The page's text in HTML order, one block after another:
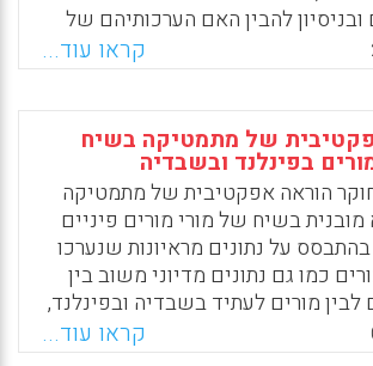
להבין האם הערכותיהם של
ביצועי התלמידים מדויקות, או שמא
הטיות. כדי להימנע מהשפעת ההטיות
נבדקו במחקר עם בקרת
אקראיות (randomized controlled study)
הערכותיהם של 390 מורים ל-18 פתרונות
קושרו באופן רנדומלי שמות
טיפוסיים למגדר ולגזע. מבין המורים היו 350
נשים ו-40 גברים, 255 לבנים, 48 שחורים, 68
Facebook
Email
X
קראו עוד...
של מתמטיקה בשיח
בפינלנד ובשבדיה
הוראה אפקטיבית של מתמטיקה
בשיח של מורי מורים פיניים
על נתונים מראיונות שנערכו
כמו גם נתונים מדיוני משוב בין
לבין מורים לעתיד בשבדיה ובפינלנד,
שמספר היבטים של תנועות
לאומיות הנוכחיות נראים לעין
קראו עוד...